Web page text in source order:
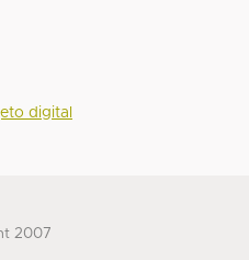
digital
2007